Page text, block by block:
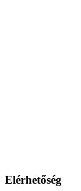
Elérhetőség